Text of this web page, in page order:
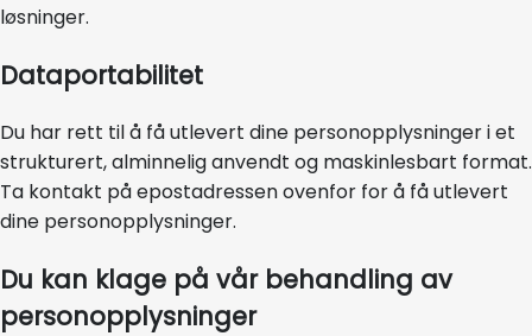
løsninger.
Dataportabilitet
Du har rett til å få utlevert dine personopplysninger i et
strukturert, alminnelig anvendt og maskinlesbart format.
Ta kontakt på epostadressen ovenfor for å få utlevert
dine personopplysninger.
Du kan klage på vår behandling av
personopplysninger